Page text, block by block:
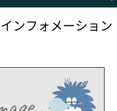
インフォメーショ